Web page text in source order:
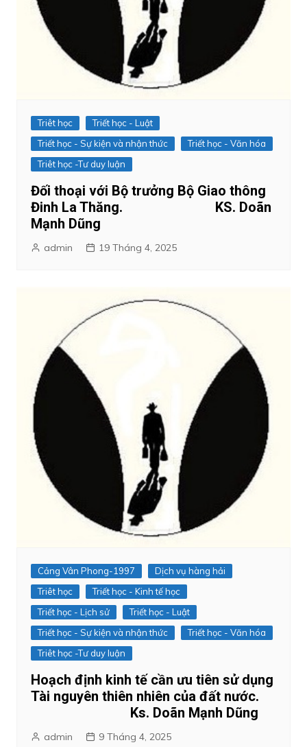
Triêt học
Triết học - Luật
Triết học - Sự kiện và nhận thức
Triết học - Văn hóa
Triêt học -Tư duy luận
Đối thoại với Bộ trưởng Bộ Giao thông
Đinh La Thăng. KS. Doãn
Mạnh Dũng
admin 19 Tháng 4, 2025
Cảng Vân Phong-1997
Dịch vụ hàng hải
Triêt học
Triết học - Kinh tế học
Triết học - Lịch sử
Triết học - Luật
Triết học - Sự kiện và nhận thức
Triết học - Văn hóa
Triêt học -Tư duy luận
Hoạch định kinh tế cần ưu tiên sử dụng
Tài nguyên thiên nhiên của đất nước.
Ks. Doãn Mạnh Dũng
admin 9 Tháng 4, 2025